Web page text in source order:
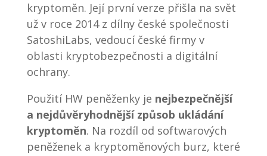
kryptoměn. Její první verze přišla na svět
už v roce 2014 z dílny české společnosti
SatoshiLabs, vedoucí české firmy v
oblasti kryptobezpečnosti a digitální
ochrany.
Použití HW peněženky je nejbezpečnější
a nejdůvěryhodnější způsob ukládání
kryptoměn. Na rozdíl od softwarových
peněženek a kryptoměnových burz, které